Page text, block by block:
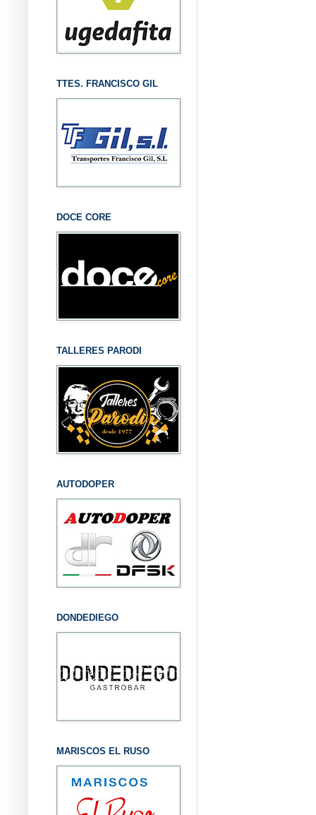
TTES. FRANCISCO GIL
DOCE CORE
TALLERES PARODI
AUTODOPER
DONDEDIEGO
MARISCOS EL RUSO